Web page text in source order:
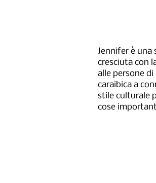
Jennifer è una
cresciuta con
alle persone
caraibica a
stile culturale
cose